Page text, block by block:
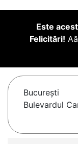
Este
Felicitări!
Bucureşti
Bulevardul